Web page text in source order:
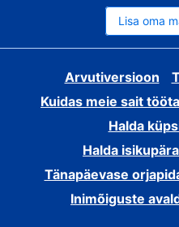
Lisa oma
Arvutiversioon
Kuidas meie sait
Halda
Halda
Tänapäevase
Inimõiguste